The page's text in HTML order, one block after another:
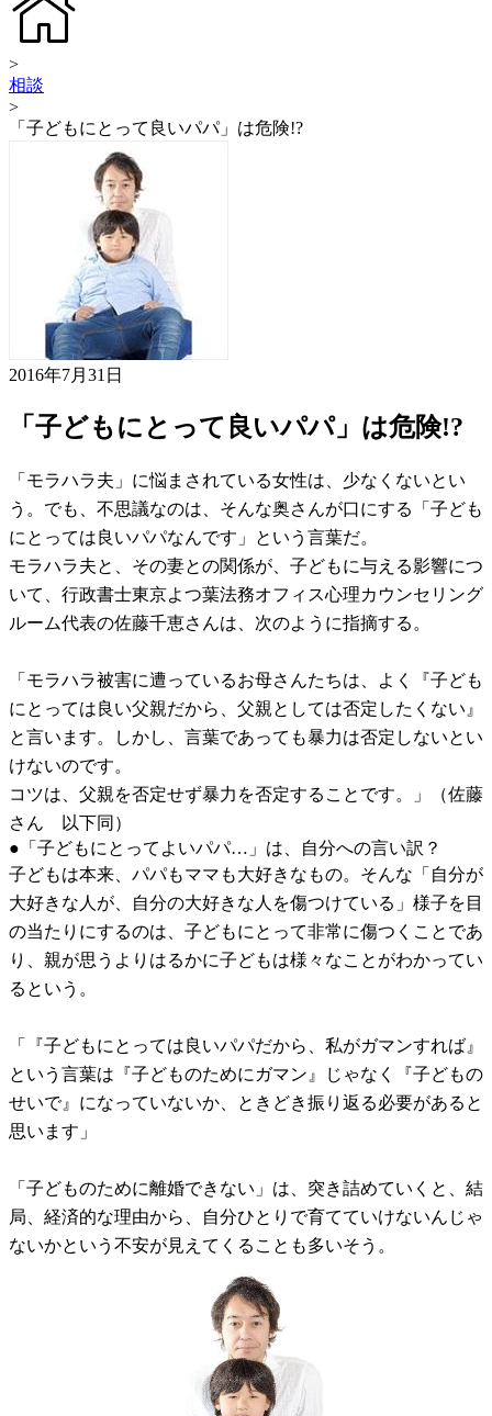
>
相談
>
「子どもにとって良いパパ」は危険!?
2016年7月31日
「子どもにとって良いパパ」は危険!?
「モラハラ夫」に悩まされている女性は、少なくないとい
う。でも、不思議なのは、そんな奥さんが口にする「子ども
にとっては良いパパなんです」という言葉だ。
モラハラ夫と、その妻との関係が、子どもに与える影響につ
いて、行政書士東京よつ葉法務オフィス心理カウンセリング
ルーム代表の佐藤千恵さんは、次のように指摘する。
「モラハラ被害に遭っているお母さんたちは、よく『子ども
にとっては良い父親だから、父親としては否定したくない』
と言います。しかし、言葉であっても暴力は否定しないとい
けないのです。
コツは、父親を否定せず暴力を否定することです。」（佐藤
さん 以下同）
●「子どもにとってよいパパ…」は、自分への言い訳？
子どもは本来、パパもママも大好きなもの。そんな「自分が
大好きな人が、自分の大好きな人を傷つけている」様子を目
の当たりにするのは、子どもにとって非常に傷つくことであ
り、親が思うよりはるかに子どもは様々なことがわかってい
るという。
「『子どもにとっては良いパパだから、私がガマンすれば』
という言葉は『子どものためにガマン』じゃなく『子どもの
せいで』になっていないか、ときどき振り返る必要があると
思います」
「子どものために離婚できない」は、突き詰めていくと、結
局、経済的な理由から、自分ひとりで育てていけないんじゃ
ないかという不安が見えてくることも多いそう。